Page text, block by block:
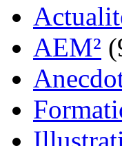
AEM²